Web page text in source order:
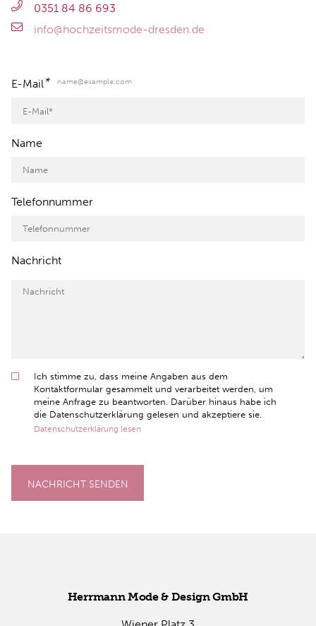
0351 84 86 693
info@hochzeitsmode-dresden.de
E-Mail* name@example.com
Name
Telefonnummer
Nachricht
Ich stimme zu, dass meine Angaben aus dem
Kontaktformular gesammelt und verarbeitet werden, um
meine Anfrage zu beantworten. Darüber hinaus habe ich
die Datenschutzerklärung gelesen und akzeptiere sie.
Datenschutzerklärung lesen
NACHRICHT SENDEN
Herr­mann Mode & De­sign GmbH